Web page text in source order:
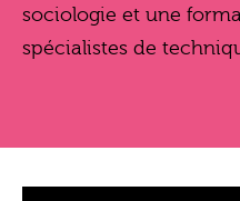
sociologie et une
spécialistes de